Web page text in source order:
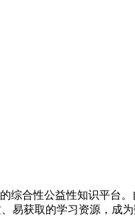
综合性公益性知识平台
易获取的学习资源，成